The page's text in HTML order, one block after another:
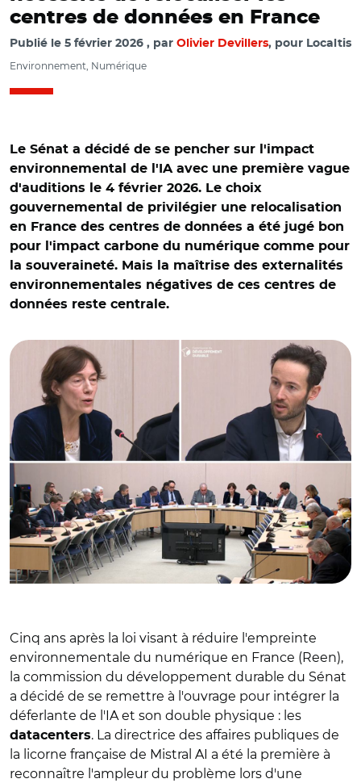
centres de données en France
Publié le 5 février 2026 par Olivier Devillers, pour Localtis
Environnement, Numérique
Le Sénat a décidé de se pencher sur l'impact
environnemental de l'IA avec une première vague
d'auditions le 4 février 2026. Le choix
gouvernemental de privilégier une relocalisation
en France des centres de données a été jugé bon
pour l'impact carbone du numérique comme pour
la souveraineté. Mais la maîtrise des externalités
environnementales négatives de ces centres de
données reste centrale.
© Capture vidéo Sénat/ Anne Bouverot et Baptiste
Cinq ans après la loi visant à réduire l'empreinte
environnementale du numérique en France (Reen),
la commission du développement durable du Sénat
a décidé de se remettre à l'ouvrage pour intégrer la
déferlante de l'IA et son double physique : les
datacenters. La directrice des affaires publiques de
la licorne française de Mistral AI a été la première à
reconnaître l'ampleur du problème lors d'une